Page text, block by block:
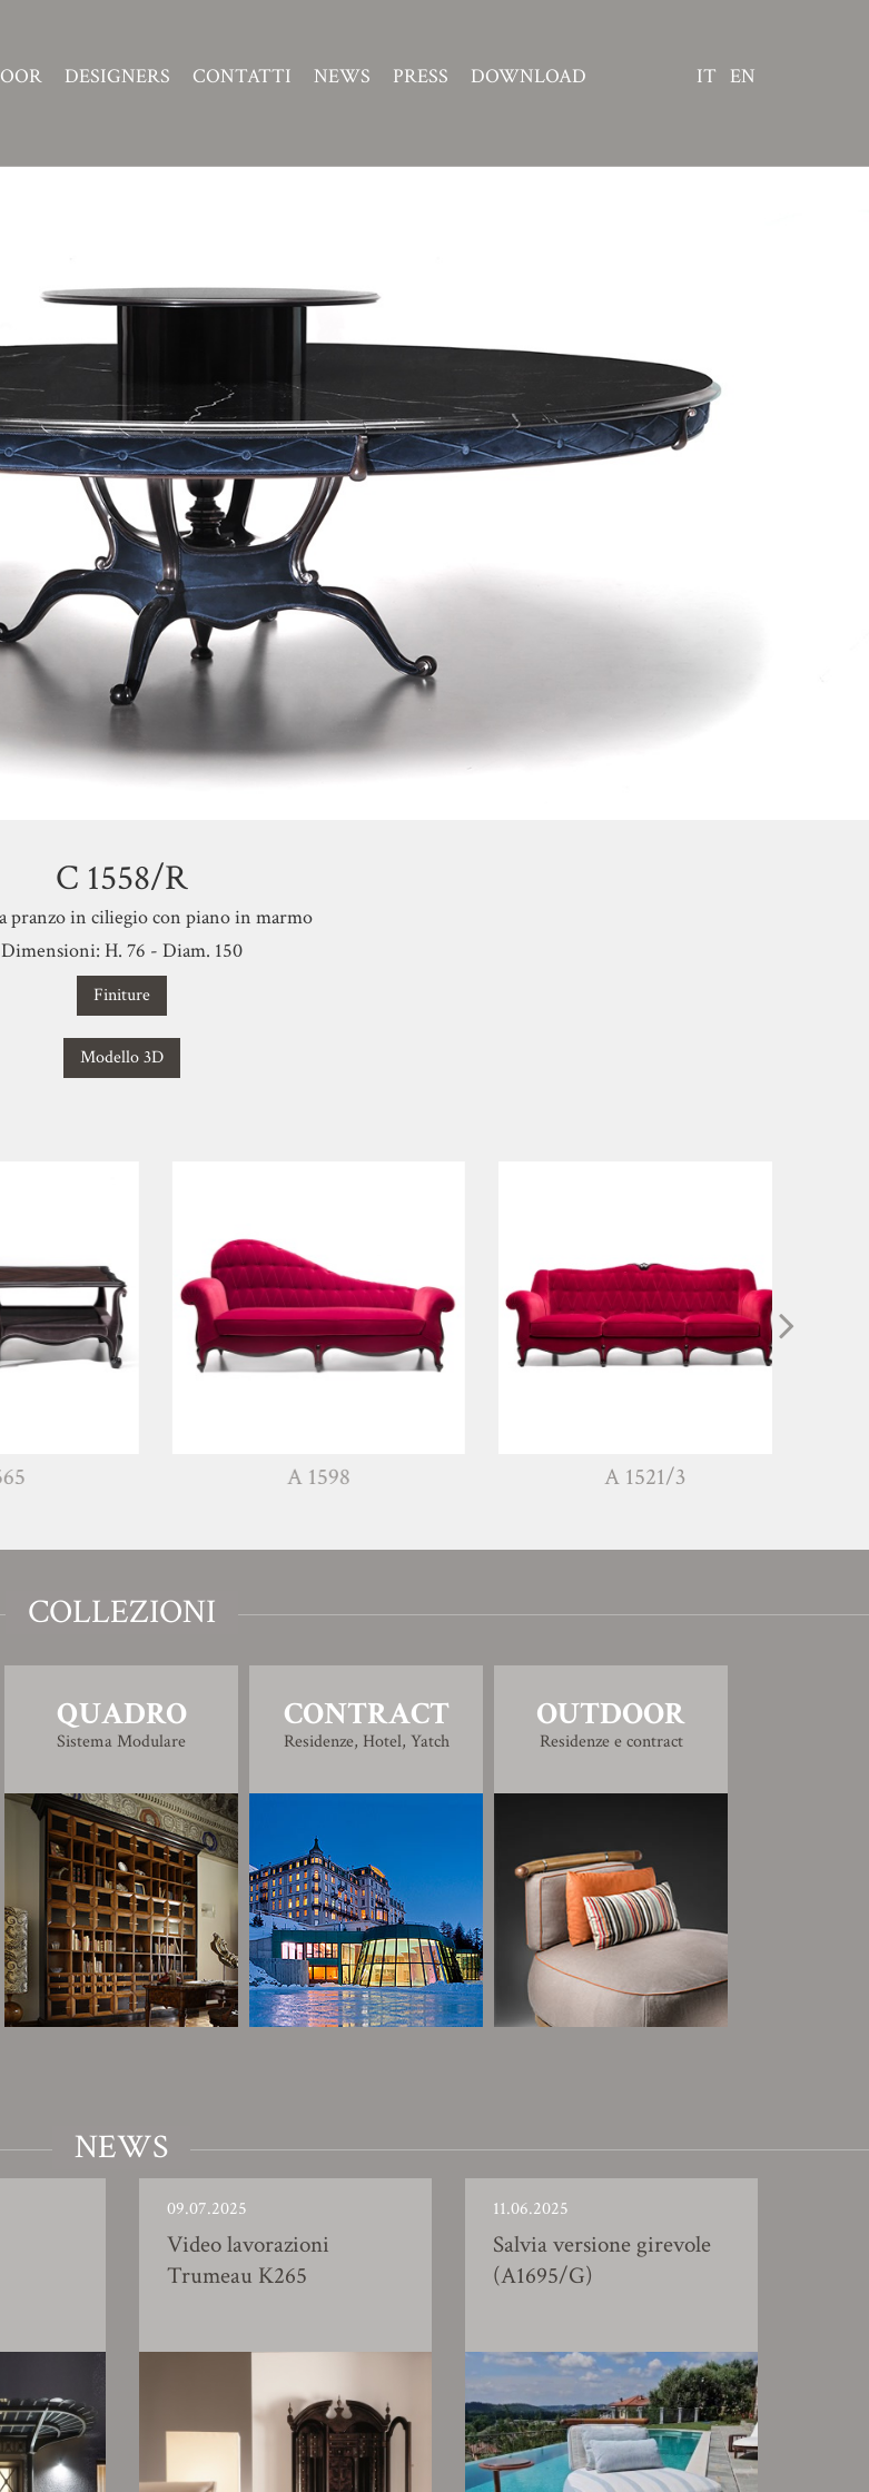
DESIGNERS CONTATTI NEWS PRESS DOWNLOAD IT EN
C 1558/R
pranzo in ciliegio con piano in marmo
Dimensioni: H. 76 - Diam. 150
Finiture
Modello 3D
A 1598 A 1521/3
COLLEZIONI
QUADRO
Sistema Modulare
CONTRACT
Residenze, Hotel, Yatch
OUTDOOR
Residenze e contract
NEWS
09.07.2025
Video lavorazioni
Trumeau K265
11.06.2025
Salvia versione girevole
(A1695/G)